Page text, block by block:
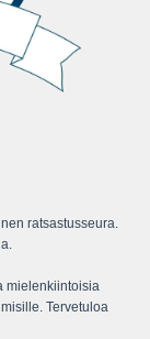
ratsastusseura.
mielenkiintoisia
Tervetuloa